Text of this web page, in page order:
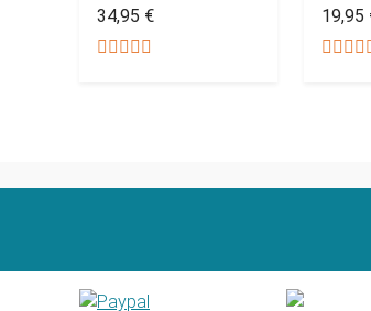
34,95 €
19,95